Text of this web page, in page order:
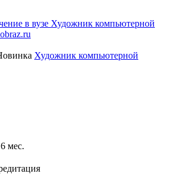
Художник компьютерной
мес.